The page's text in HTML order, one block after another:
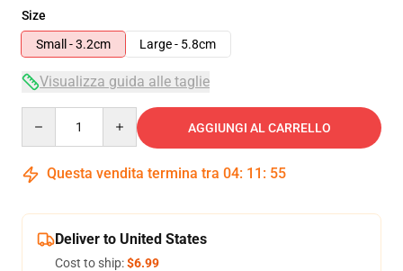
Size
Small - 3.2cm
Large - 5.8cm
Visualizza guida alle taglie
AGGIUNGI AL CARRELLO
Questa vendita termina tra 04: 11 : 54
Deliver to United States
Cost to ship:$6.99